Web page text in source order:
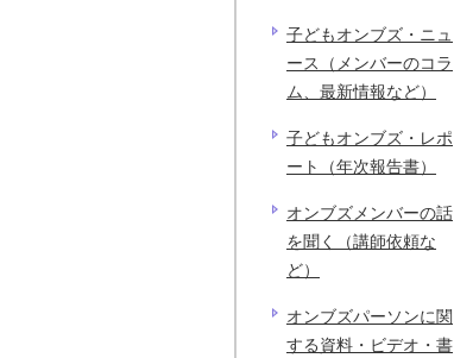
子どもオンブズ・ニュ
ース（メンバーのコラ
ム、最新情報など）
子どもオンブズ・レポ
ート（年次報告書）
オンブズメンバーの話
を聞く（講師依頼な
ど）
オンブズパーソンに関
する資料・ビデオ・書